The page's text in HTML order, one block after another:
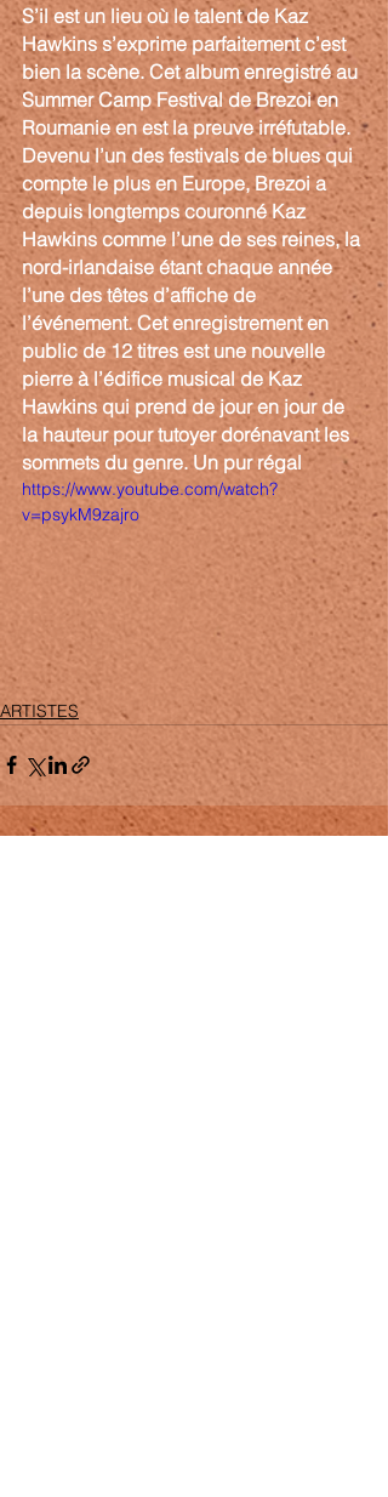
S’il est un lieu où le talent de Kaz
Hawkins s’exprime parfaitement c’est
bien la scène. Cet album enregistré au
Summer Camp Festival de Brezoi en
Roumanie en est la preuve irréfutable.
Devenu l’un des festivals de blues qui
compte le plus en Europe, Brezoi a
depuis longtemps couronné Kaz
Hawkins comme l’une de ses reines, la
nord-irlandaise étant chaque année
l’une des têtes d’affiche de
l’événement. Cet enregistrement en
public de 12 titres est une nouvelle
pierre à l’édifice musical de Kaz
Hawkins qui prend de jour en jour de
la hauteur pour tutoyer dorénavant les
sommets du genre. Un pur régal
https://www.youtube.com/watch?
v=psykM9zajro
ARTISTES